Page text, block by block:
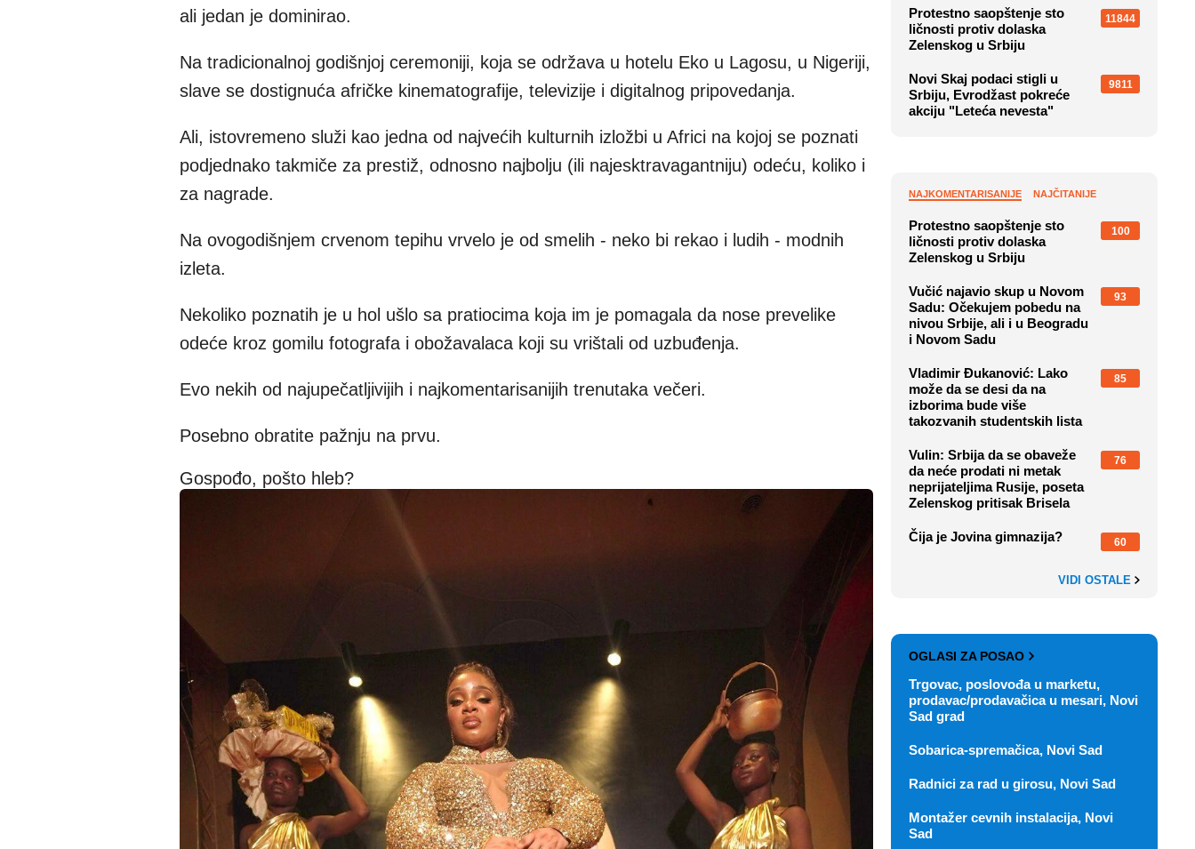
ali jedan je dominirao.
Na tradicionalnoj godišnjoj ceremoniji, koja se održava u hotelu Eko u Lagosu, u Nigeriji,
slave se dostignuća afričke kinematografije, televizije i digitalnog pripovedanja.
Ali, istovremeno služi kao jedna od najvećih kulturnih izložbi u Africi na kojoj se poznati
podjednako takmiče za prestiž, odnosno najbolju (ili najesktravagantniju) odeću, koliko i
za nagrade.
Na ovogodišnjem crvenom tepihu vrvelo je od smelih - neko bi rekao i ludih - modnih
izleta.
Nekoliko poznatih je u hol ušlo sa pratiocima koja im je pomagala da nose prevelike
odeće kroz gomilu fotografa i obožavalaca koji su vrištali od uzbuđenja.
Evo nekih od najupečatljivijih i najkomentarisanijih trenutaka večeri.
Posebno obratite pažnju na prvu.
Gospođo, pošto hleb?
Protestno saopštenje sto
ličnosti protiv dolaska
Zelenskog u Srbiju
11844
Novi Skaj podaci stigli u
Srbiju, Evrodžast pokreće
akciju "Leteća nevesta"
9811
NAJKOMENTARISANIJE NAJČITANIJE
Protestno saopštenje sto
ličnosti protiv dolaska
Zelenskog u Srbiju
100
Vučić najavio skup u Novom
Sadu: Očekujem pobedu na
nivou Srbije, ali i u Beogradu
i Novom Sadu
93
Vladimir Đukanović: Lako
može da se desi da na
izborima bude više
takozvanih studentskih lista
85
Vulin: Srbija da se obaveže
da neće prodati ni metak
neprijateljima Rusije, poseta
Zelenskog pritisak Brisela
76
Čija je Jovina gimnazija? 60
VIDI OSTALE
OGLASI ZA POSAO
Trgovac, poslovođa u marketu,
prodavac/prodavačica u mesari, Novi
Sad grad
Sobarica-spremačica, Novi Sad
Radnici za rad u girosu, Novi Sad
Montažer cevnih instalacija, Novi
Sad